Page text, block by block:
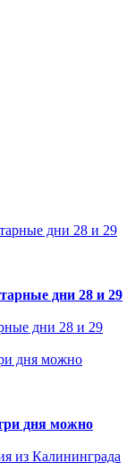
дни 28 и 29
дни 28 и 29
дня можно